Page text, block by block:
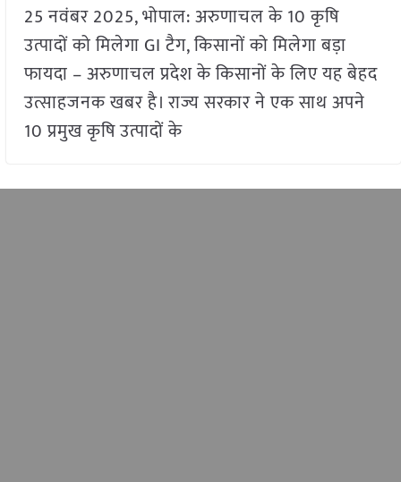
25 नवंबर 2025, भोपाल: अरुणाचल के 10 कृषि
उत्पादों को मिलेगा GI टैग, किसानों को मिलेगा बड़ा
फायदा – अरुणाचल प्रदेश के किसानों के लिए यह बेहद
उत्साहजनक खबर है। राज्य सरकार ने एक साथ अपने
10 प्रमुख कृषि उत्पादों के